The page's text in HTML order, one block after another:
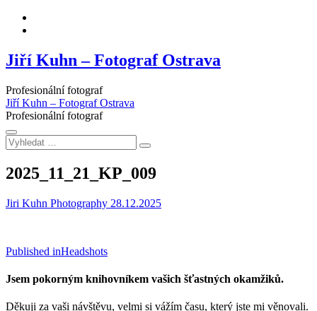
Jiří Kuhn – Fotograf Ostrava
Profesionální fotograf
Jiří Kuhn – Fotograf Ostrava
Profesionální fotograf
Vyhledat
…
2025_11_21_KP_009
Jiri Kuhn Photography 28.12.2025
Navigace
pro
Published inHeadshots
Jsem pokorným knihovníkem vašich šťastných okamžiků.
Děkuji za vaši návštěvu, velmi si vážím času, který jste mi věnovali.